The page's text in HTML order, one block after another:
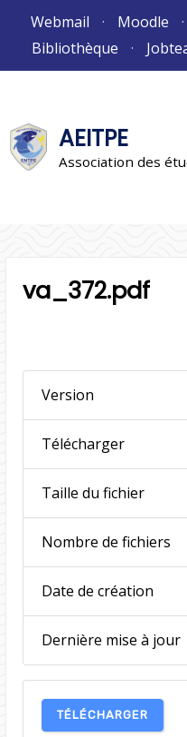
Webmail Moodle
Bibliothèque
AEITPE
Association des
va_372.pdf
Version
Télécharger
Taille du fichier
Nombre de fichiers
Date de création
Dernière mise à jour
TÉLÉCHARGER